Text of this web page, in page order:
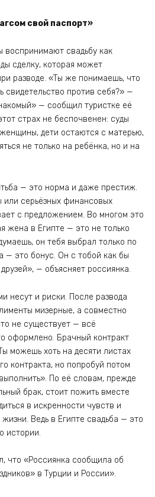
свой паспорт»
свадьбу как
сделку, которая может
разводе. «Ты же понимаешь, что
свидетельство против себя?» —
— сообщил туристке её
страх не беспочвенен: суды
дети остаются с матерью,
не только на ребёнка, но и на
— это норма и даже престиж.
серьёзных финансовых
с предложением. Во многом это
жена в Египте — это не только
он тебя выбрал только по
— это бонус. Он с тобой как бы
— объясняет россиянка.
несут и риски. После развода
мизерные, а совместно
не существует — всё
оформлено. Брачный контракт
можешь хоть на десяти листах
контракта, но попробуй потом
По её словам, прежде
брак, стоит пожить вместе
в искренности чувств и
Ведь в Египте свадьба — это
истории.
что «Россиянка сообщила об
в Турции и России».